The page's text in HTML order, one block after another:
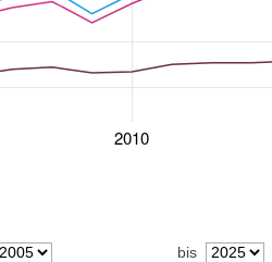
2010
bis